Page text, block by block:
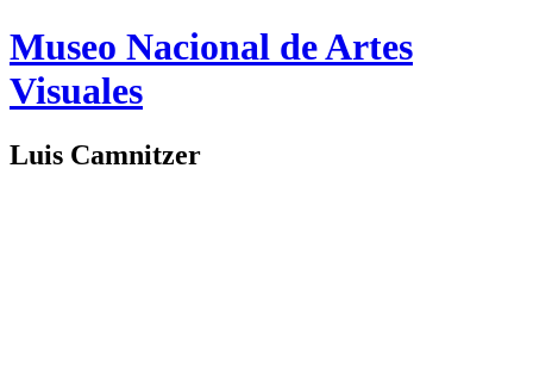
Logo
MNAV
Museo Nacional de Artes
Visuales
Luis Camnitzer